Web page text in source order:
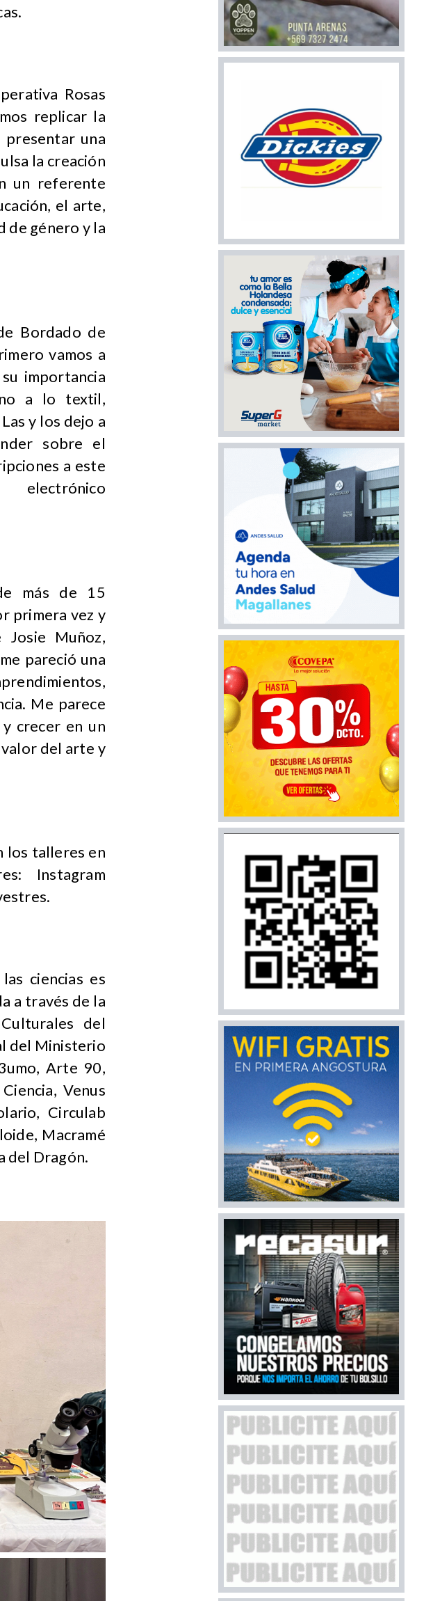
Rosas
replicar la
una
la creación
un referente
el arte,
de género y la
Bordado de
vamos a
importancia
a lo textil,
y los dejo a
sobre el
a este
más de 15
primera vez y
Muñoz,
pareció una
Me parece
crecer en un
del arte y
los talleres en
Instagram
ciencias es
a través de la
del
del Ministerio
Arte 90,
Venus
Circulab
Macramé
del Dragón.